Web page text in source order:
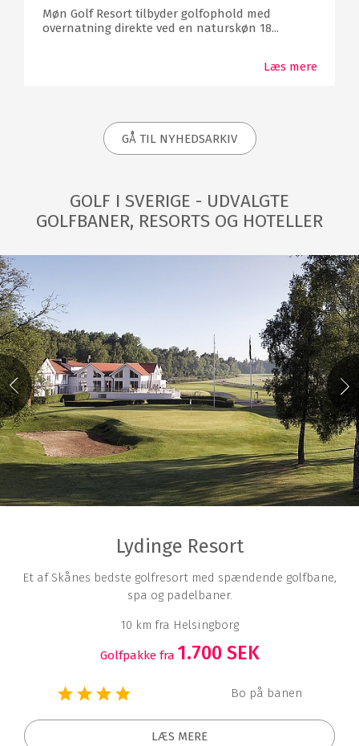
Møn Golf Resort tilbyder golfophold med
overnatning direkte ved en naturskøn 18...
Læs mere
GÅ TIL NYHEDSARKIV
GOLF I SVERIGE - UDVALGTE
GOLFBANER, RESORTS OG HOTELLER
Lydinge Resort
Et af Skånes bedste golfresort med spændende golfbane,
spa og padelbaner.
10 km fra Helsingborg
Golfpakke fra 1.700 SEK
Bo på banen
LÆS MERE